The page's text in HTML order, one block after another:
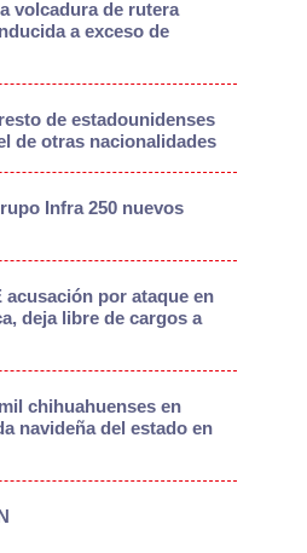
volcadura de rutera
a exceso de
de estadounidenses
de otras nacionalidades
Infra 250 nuevos
acusación por ataque en
deja libre de cargos a
chihuahuenses en
navideña del estado en